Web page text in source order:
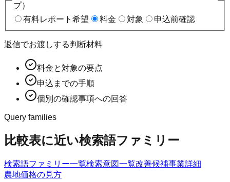
プ）
有料レポート希望
料金 対象 申込前確認
返信でお渡しする判断材料
料金と対象の要点
申込までの手順
個別の確認事項への回答
Query families
比較表に近い検索語ファミリー
検索語ファミリー一覧検索意図一覧改善候補事業詳細
農地価格の見方